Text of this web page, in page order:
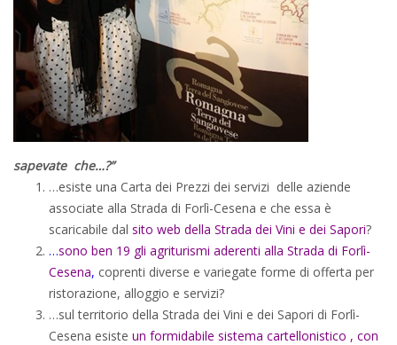
sapevate che…?”
…esiste una Carta dei Prezzi dei servizi delle aziende
associate alla Strada di Forlì-Cesena e che essa è
scaricabile dal sito web della Strada dei Vini e dei Sapori?
…sono ben 19 gli agriturismi aderenti alla Strada di Forlì-
Cesena, coprenti diverse e variegate forme di offerta per
ristorazione, alloggio e servizi?
…sul territorio della Strada dei Vini e dei Sapori di Forlì-
Cesena esiste un formidabile sistema cartellonistico , con